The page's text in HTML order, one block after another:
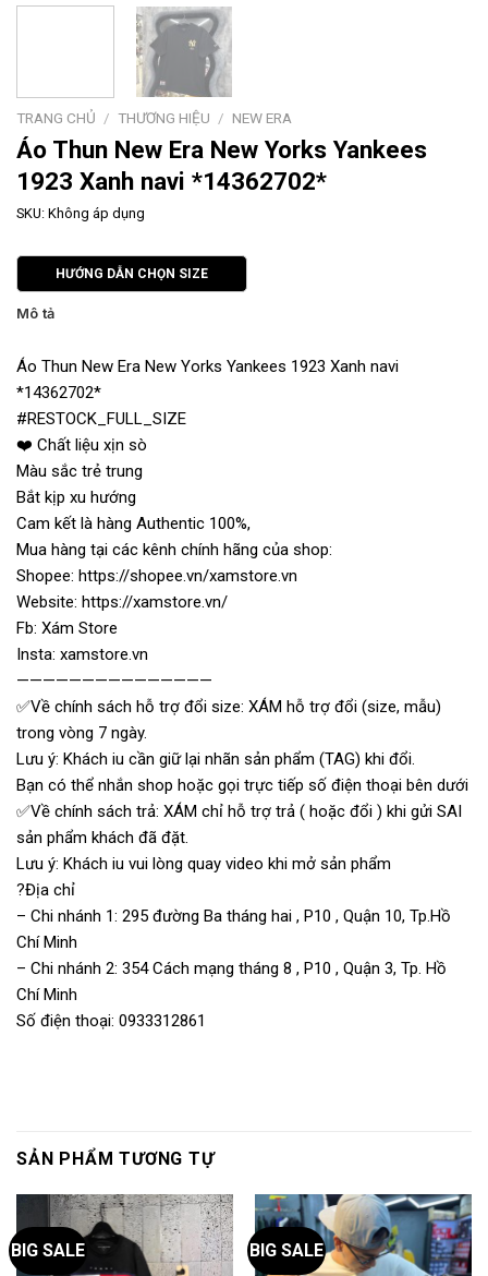
TRANG CHỦ / THƯƠNG HIỆU / NEW ERA
Áo Thun New Era New Yorks Yankees
1923 Xanh navi *14362702*
SKU: Không áp dụng
HƯỚNG DẪN CHỌN SIZE
Mô tả
Áo Thun New Era New Yorks Yankees 1923 Xanh navi
*14362702*
#RESTOCK_FULL_SIZE
❤️ Chất liệu xịn sò
Màu sắc trẻ trung
Bắt kịp xu hướng
Cam kết là hàng Authentic 100%,
Mua hàng tại các kênh chính hãng của shop:
Shopee: https://shopee.vn/xamstore.vn
Website: https://xamstore.vn/
Fb: Xám Store
Insta: xamstore.vn
———————————————
✅Về chính sách hỗ trợ đổi size: XÁM hỗ trợ đổi (size, mẫu)
trong vòng 7 ngày.
Lưu ý: Khách iu cần giữ lại nhãn sản phẩm (TAG) khi đổi.
Bạn có thể nhắn shop hoặc gọi trực tiếp số điện thoại bên dưới
✅Về chính sách trả: XÁM chỉ hỗ trợ trả ( hoặc đổi ) khi gửi SAI
sản phẩm khách đã đặt.
Lưu ý: Khách iu vui lòng quay video khi mở sản phẩm
?Địa chỉ
– Chi nhánh 1: 295 đường Ba tháng hai , P10 , Quận 10, Tp.Hồ
Chí Minh
– Chi nhánh 2: 354 Cách mạng tháng 8 , P10 , Quận 3, Tp. Hồ
Chí Minh
Số điện thoại: 0933312861
SẢN PHẨM TƯƠNG TỰ
BIG SALE BIG SALE